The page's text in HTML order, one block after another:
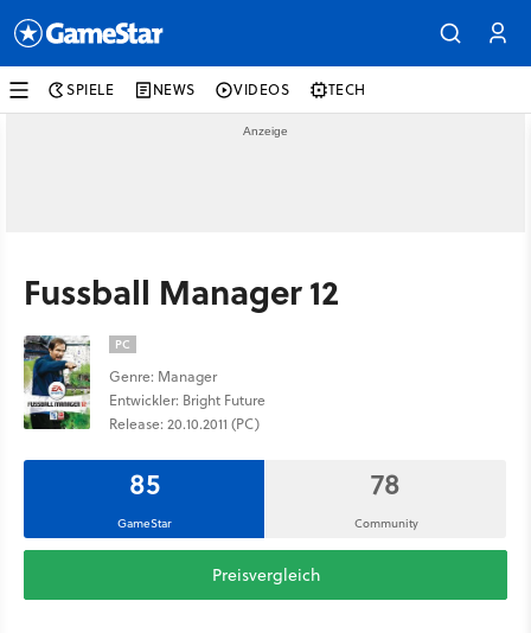
SPIELE NEWS VIDEOS TECH
Fussball Manager 12
PC
Genre: Manager
Entwickler: Bright Future
Release: 20.10.2011 (PC)
85
GameStar
78
Community
Preisvergleich